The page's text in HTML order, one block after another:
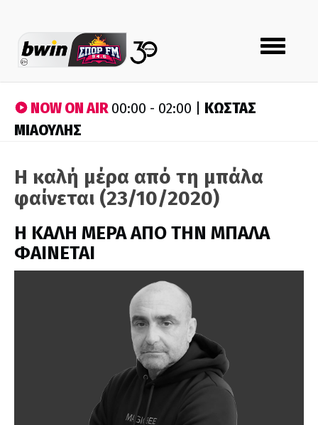
Toggle
navigation
NOW ON AIR00:00 - 02:00 | ΚΩΣΤΑΣ
ΜΙΑΟΥΛΗΣ
Η καλή μέρα από τη μπάλα
φαίνεται (23/10/2020)
H ΚΑΛΗ ΜΕΡΑ ΑΠΟ ΤΗΝ ΜΠΑΛΑ
ΦΑΙΝΕΤΑΙ